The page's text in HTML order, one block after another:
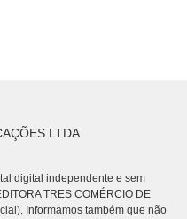
LTDA
digital independente e sem
TRES COMÉRCIO DE
Informamos também que não